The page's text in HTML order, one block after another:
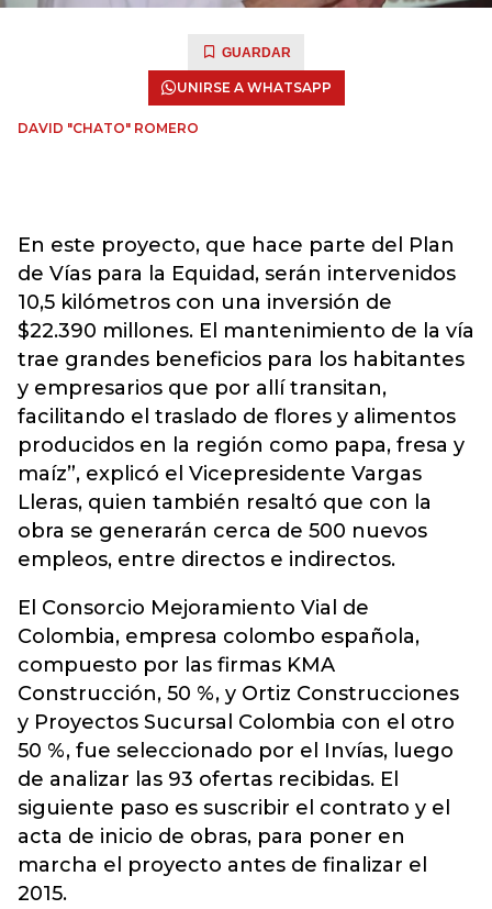
GUARDAR
UNIRSE A WHATSAPP
DAVID "CHATO" ROMERO
En este proyecto, que hace parte del Plan
de Vías para la Equidad, serán intervenidos
10,5 kilómetros con una inversión de
$22.390 millones. El mantenimiento de la vía
trae grandes beneficios para los habitantes
y empresarios que por allí transitan,
facilitando el traslado de flores y alimentos
producidos en la región como papa, fresa y
maíz”, explicó el Vicepresidente Vargas
Lleras, quien también resaltó que con la
obra se generarán cerca de 500 nuevos
empleos, entre directos e indirectos.
El Consorcio Mejoramiento Vial de
Colombia, empresa colombo española,
compuesto por las firmas KMA
Construcción, 50 %, y Ortiz Construcciones
y Proyectos Sucursal Colombia con el otro
50 %, fue seleccionado por el Invías, luego
de analizar las 93 ofertas recibidas. El
siguiente paso es suscribir el contrato y el
acta de inicio de obras, para poner en
marcha el proyecto antes de finalizar el
2015.